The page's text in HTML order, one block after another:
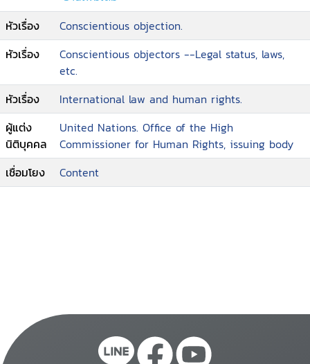
--Final observations: the challenge to states.
หัวเรื่อง
Conscientious objection.
หัวเรื่อง
Conscientious objectors --Legal status, laws,
etc.
หัวเรื่อง
International law and human rights.
ผู้แต่ง
นิติบุคคล
United Nations. Office of the High
Commissioner for Human Rights, issuing body
เชื่อมโยง
Content